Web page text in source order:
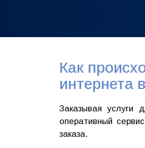
Как
интернета
Заказывая услуги
оперативный
заказа.